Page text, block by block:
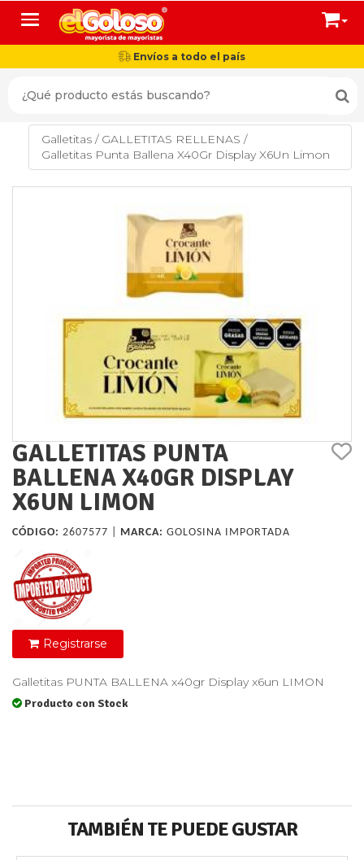
Toggle navigation
Envíos a todo el país
Galletitas / GALLETITAS RELLENAS /
Galletitas Punta Ballena X40Gr Display X6Un Limon
GALLETITAS PUNTA
BALLENA X40GR DISPLAY
X6UN LIMON
CÓDIGO: 2607577 | MARCA: GOLOSINA IMPORTADA
Registrarse
Galletitas PUNTA BALLENA x40gr Display x6un LIMON
Producto con Stock
TAMBIÉN TE PUEDE GUSTAR